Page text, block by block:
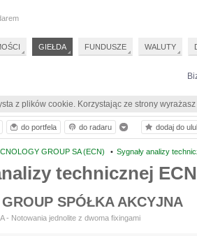
z plików cookie. Korzystając ze strony
GROUP SA (ECN) • Sygnały analizy
technicznej
SPÓŁKA AKCYJNA
- Notowania jednolite z dwoma fixingami
do portfela do radaru dodaj do
GIEŁDA FUNDUSZE WALUTY